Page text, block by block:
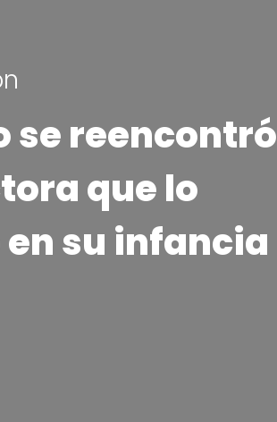
se reencontró
que lo
su infancia